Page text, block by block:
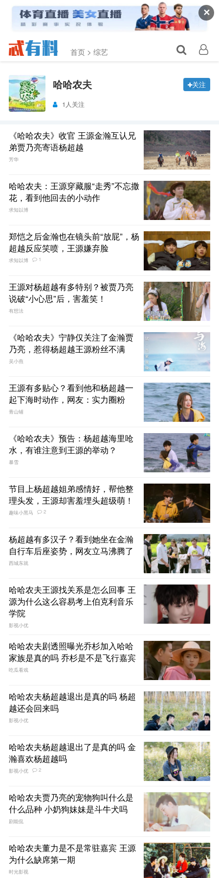
✕
首页 > 综艺
哈哈农夫
1人关注
关注
《哈哈农夫》收官 王源金瀚互认兄
弟贾乃亮寄语杨超越
芳华
哈哈农夫：王源穿藏服“走秀”不忘撒
花，看到他回去的小动作
求知以博
郑恺之后金瀚也在镜头前“放屁”，杨
超越反应笑喷，王源嫌弃脸
求知以博 1
王源对杨超越有多特别？被贾乃亮
说破“小心思”后，害羞笑！
有想法
《哈哈农夫》宁静仅关注了金瀚贾
乃亮，惹得杨超越王源粉丝不满
吴小燕
王源有多贴心？看到他和杨超越一
起下海时动作，网友：实力圈粉
青山铺
《哈哈农夫》预告：杨超越海里呛
水，有谁注意到王源的举动？
暴雪
节目上杨超越姐弟感情好，帮他整
理头发，王源却害羞埋头超级萌！
趣味小黑马 2
杨超越有多汉子？看到她坐在金瀚
自行车后座姿势，网友立马沸腾了
西城东就
哈哈农夫王源找关系是怎么回事 王
源为什么这么容易考上伯克利音乐
学院
影视小优
哈哈农夫剧透照曝光乔杉加入哈哈
家族是真的吗 乔杉是不是飞行嘉宾
吃瓜看戏
哈哈农夫杨超越退出是真的吗 杨超
越还会回来吗
影视小优
哈哈农夫杨超越退出了是真的吗 金
瀚喜欢杨超越吗
影视小优 2
哈哈农夫贾乃亮的宠物狗叫什么是
什么品种 小奶狗妹妹是斗牛犬吗
剧能侃
哈哈农夫董力是不是常驻嘉宾 王源
为什么缺席第一期
时光影视